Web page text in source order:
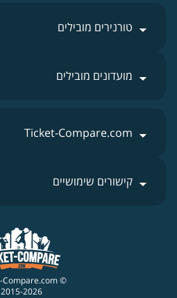
טורנירים מובילים
מועדונים מובילים
© Ticket-Compare.com
2015-2026
Ticket-Compare.com
קישורים שימושיים